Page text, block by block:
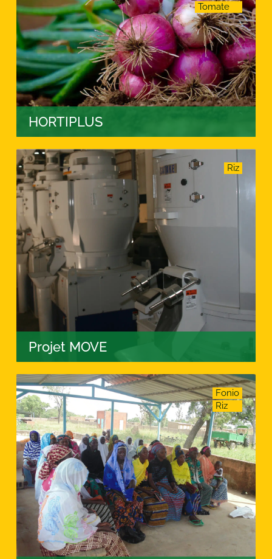
Tomate
HORTIPLUS
Riz
Projet MOVE
Fonio
Riz